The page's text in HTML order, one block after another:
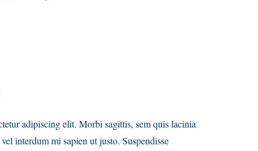
adipiscing elit. Morbi sagittis, sem quis lacinia
interdum mi sapien ut justo. Suspendisse